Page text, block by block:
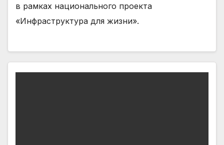
в рамках национального проекта
«Инфраструктура для жизни».